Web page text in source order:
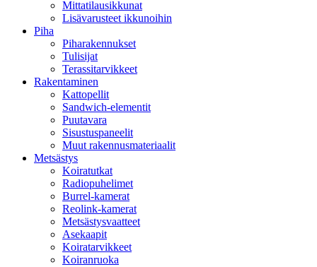
Mittatilausikkunat
Lisävarusteet ikkunoihin
Piha
Piharakennukset
Tulisijat
Terassitarvikkeet
Rakentaminen
Kattopellit
Sandwich-elementit
Puutavara
Sisustuspaneelit
Muut rakennusmateriaalit
Metsästys
Koiratutkat
Radiopuhelimet
Burrel-kamerat
Reolink-kamerat
Metsästysvaatteet
Asekaapit
Koiratarvikkeet
Koiranruoka